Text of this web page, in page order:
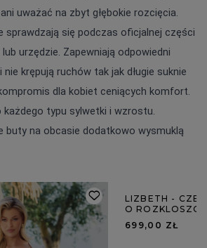
uważać na zbyt głębokie rozcięcia.
sprawdzają się podczas oficjalnej części
urzędzie. Zapewniają odpowiedni
krępują ruchów tak jak długie suknie
dla kobiet ceniących komfort.
każdego typu sylwetki i wzrostu.
buty na obcasie dodatkowo wysmuklą
LIZBETH -
O
699,00 ZŁ